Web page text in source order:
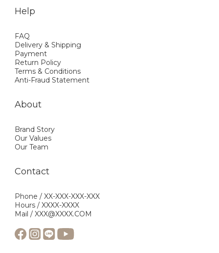
Help
FAQ
Delivery & Shipping
Payment
Return Policy
Terms & Conditions
Anti-Fraud Statement
About
Brand Story
Our Values
Our Team
Contact
Phone / XX-XXX-XXX-XXX
Hours / XXXX-XXXX
Mail / XXX@XXXX.COM